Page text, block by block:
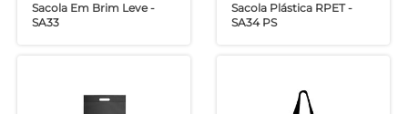
Sacola Em Brim Leve -
SA33
Sacola Plástica RPET -
SA34 PS